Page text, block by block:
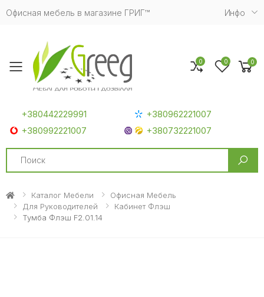
Офисная мебель в магазине ГРИГ™ Инфо
Toggle mobile menu
+380442229991
+380962221007
+380992221007
+380732221007
Search
0 0 0
Каталог Мебели
Офисная Мебель
Для Руководителей
Кабинет Флэш
Тумба Флэш F2.01.14